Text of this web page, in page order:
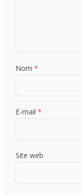
Nom*
E-mail*
Site web